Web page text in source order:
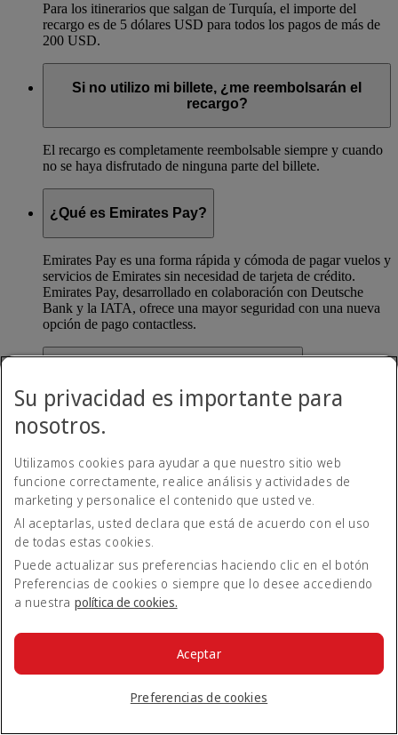
Para los itinerarios que salgan de Turquía, el importe del
recargo es de 5 dólares USD para todos los pagos de más de
200 USD.
Si no utilizo mi billete, ¿me reembolsarán el
recargo?
El recargo es completamente reembolsable siempre y cuando
no se haya disfrutado de ninguna parte del billete.
¿Qué es Emirates Pay?
Emirates Pay es una forma rápida y cómoda de pagar vuelos y
servicios de Emirates sin necesidad de tarjeta de crédito.
Emirates Pay, desarrollado en colaboración con Deutsche
Bank y la IATA, ofrece una mayor seguridad con una nueva
opción de pago contactless.
Cuando reserve un vuelo en emirates.com, tendrá
automáticamente la opción de pagar con Emirates Pay. Puede
completar su reserva.
Volver a Todos los temas Volver arriba
Todos los temas de preguntas frecuentes
Acerca de Emirates
En el aeropuerto
Alteraciones de viaje
Nuestros otros productos
Equipaje y objetos perdidos
Cancelar o cambiar una reserva
Su privacidad es importante para
nosotros.
Utilizamos cookies para ayudar a que nuestro sitio web
funcione correctamente, realice análisis y actividades de
marketing y personalice el contenido que usted ve.
Al aceptarlas, usted declara que está de acuerdo con el uso
de todas estas cookies.
Puede actualizar sus preferencias haciendo clic en el botón
Preferencias de cookies o siempre que lo desee accediendo
a nuestra política de cookies.
Preferencias de cookies
Aceptar